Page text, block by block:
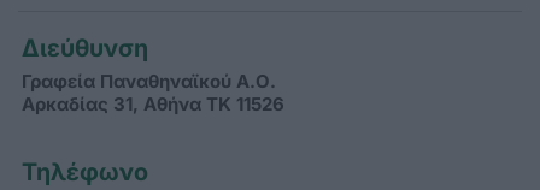
Διεύθυνση
Γραφεία Παναθηναϊκού Α.Ο.
Αρκαδίας 31, Αθήνα ΤΚ 11526
Τηλέφωνο